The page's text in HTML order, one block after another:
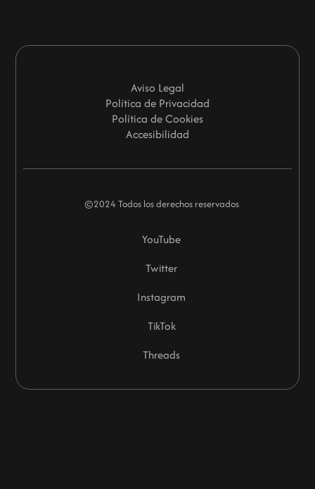
Aviso Legal
Política de Privacidad
Política de Cookies
Accesibilidad
©2024 Todos los derechos reservados
YouTube
Twitter
Instagram
TikTok
Threads